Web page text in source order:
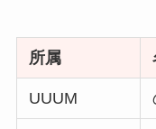
所属
UUUM